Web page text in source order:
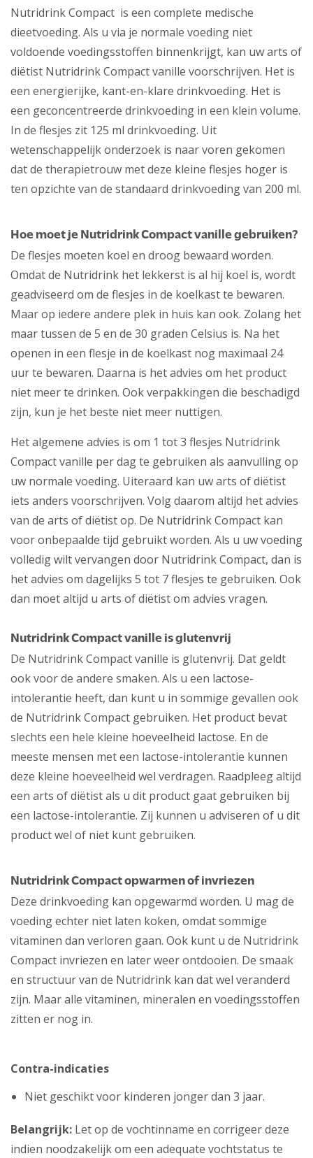
Nutridrink Compact is een complete medische
dieetvoeding. Als u via je normale voeding niet
voldoende voedingsstoffen binnenkrijgt, kan uw arts of
diëtist Nutridrink Compact vanille voorschrijven. Het is
een energierijke, kant-en-klare drinkvoeding. Het is
een geconcentreerde drinkvoeding in een klein volume.
In de flesjes zit 125 ml drinkvoeding. Uit
wetenschappelijk onderzoek is naar voren gekomen
dat de therapietrouw met deze kleine flesjes hoger is
ten opzichte van de standaard drinkvoeding van 200 ml.
Hoe moet je Nutridrink Compact vanille gebruiken?
De flesjes moeten koel en droog bewaard worden.
Omdat de Nutridrink het lekkerst is al hij koel is, wordt
geadviseerd om de flesjes in de koelkast te bewaren.
Maar op iedere andere plek in huis kan ook. Zolang het
maar tussen de 5 en de 30 graden Celsius is. Na het
openen in een flesje in de koelkast nog maximaal 24
uur te bewaren. Daarna is het advies om het product
niet meer te drinken. Ook verpakkingen die beschadigd
zijn, kun je het beste niet meer nuttigen.
Het algemene advies is om 1 tot 3 flesjes Nutridrink
Compact vanille per dag te gebruiken als aanvulling op
uw normale voeding. Uiteraard kan uw arts of diëtist
iets anders voorschrijven. Volg daarom altijd het advies
van de arts of diëtist op. De Nutridrink Compact kan
voor onbepaalde tijd gebruikt worden. Als u uw voeding
volledig wilt vervangen door Nutridrink Compact, dan is
het advies om dagelijks 5 tot 7 flesjes te gebruiken. Ook
dan moet altijd u arts of diëtist om advies vragen.
Nutridrink Compact vanille is glutenvrij
De Nutridrink Compact vanille is glutenvrij. Dat geldt
ook voor de andere smaken. Als u een lactose-
intolerantie heeft, dan kunt u in sommige gevallen ook
de Nutridrink Compact gebruiken. Het product bevat
slechts een hele kleine hoeveelheid lactose. En de
meeste mensen met een lactose-intolerantie kunnen
deze kleine hoeveelheid wel verdragen. Raadpleeg altijd
een arts of diëtist als u dit product gaat gebruiken bij
een lactose-intolerantie. Zij kunnen u adviseren of u dit
product wel of niet kunt gebruiken.
Nutridrink Compact opwarmen of invriezen
Deze drinkvoeding kan opgewarmd worden. U mag de
voeding echter niet laten koken, omdat sommige
vitaminen dan verloren gaan. Ook kunt u de Nutridrink
Compact invriezen en later weer ontdooien. De smaak
en structuur van de Nutridrink kan dat wel veranderd
zijn. Maar alle vitaminen, mineralen en voedingsstoffen
zitten er nog in.
Contra-indicaties
Niet geschikt voor kinderen jonger dan 3 jaar.
Belangrijk: Let op de vochtinname en corrigeer deze
indien noodzakelijk om een adequate vochtstatus te